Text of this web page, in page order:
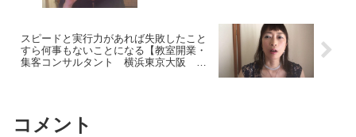
スピードと実行力があれば失敗したこと
すら何事もないことになる【教室開業・
集客コンサルタント 横浜東京大阪 オ
コメント